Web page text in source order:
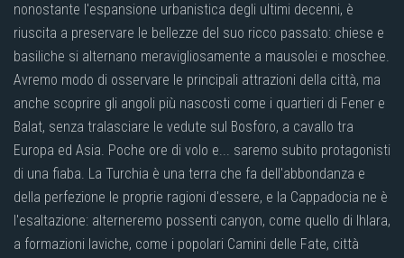
nonostante l'espansione urbanistica degli ultimi decenni, è
riuscita a preservare le bellezze del suo ricco passato: chiese e
basiliche si alternano meravigliosamente a mausolei e moschee.
Avremo modo di osservare le principali attrazioni della città, ma
anche scoprire gli angoli più nascosti come i quartieri di Fener e
Balat, senza tralasciare le vedute sul Bosforo, a cavallo tra
Europa ed Asia. Poche ore di volo e... saremo subito protagonisti
di una fiaba. La Turchia è una terra che fa dell'abbondanza e
della perfezione le proprie ragioni d'essere, e la Cappadocia ne è
l'esaltazione: alterneremo possenti canyon, come quello di Ihlara,
a formazioni laviche, come i popolari Camini delle Fate, città